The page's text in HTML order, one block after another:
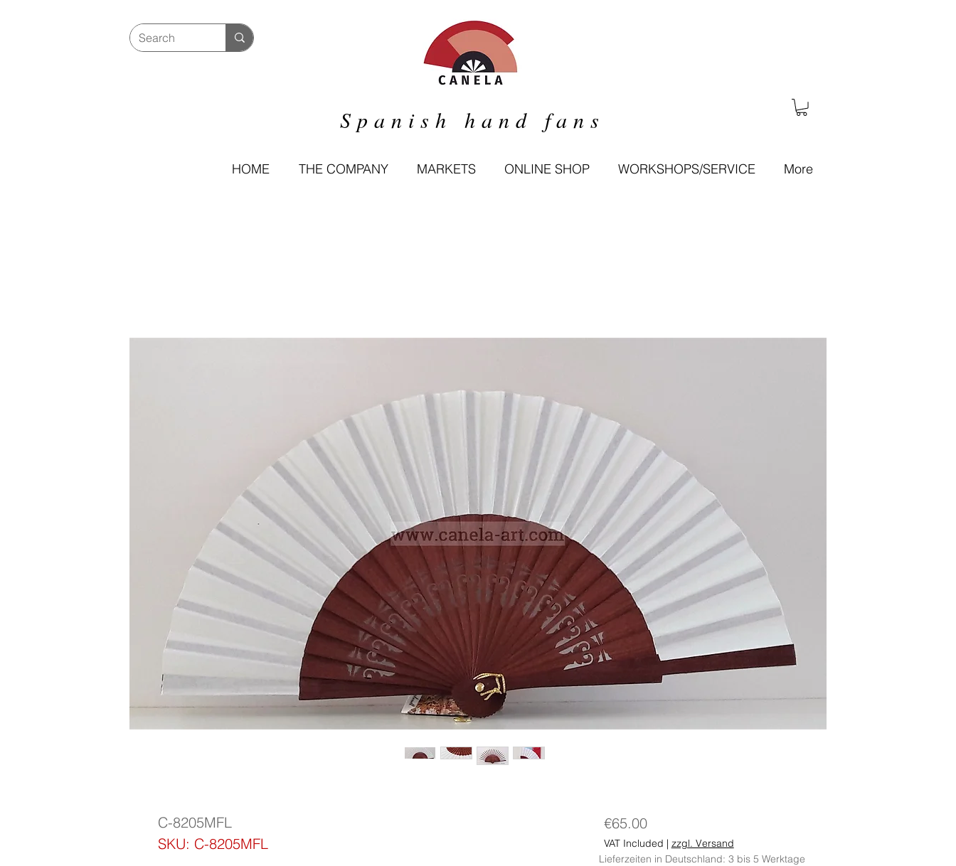
Spanish hand fans
HOME THE COMPANY MARKETS ONLINE SHOP WORKSHOPS/SERVICE More
C-8205MFL
SKU: C-8205MFL
€65.00Price
VAT Included | zzgl. Versand
Lieferzeiten in Deutschland: 3 bis 5 Werktage